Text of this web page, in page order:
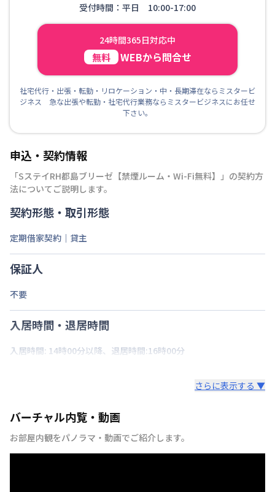
受付時間：平日 10:00-17:00
24時間365日対応中
無料 WEBから問合せ
社宅代行・出張・転勤・リロケーション・中・長期滞在ならミスタービ
ジネス 急な出張や転勤・社宅代行業務ならミスタービジネスにお任せ
下さい。
申込・契約情報
「SステイRH都島ブリーゼ【禁煙ルーム・Wi-Fi無料】
」の契約方
法についてご説明します。
契約形態・取引形態
定期借家契約｜貸主
保証人
不要
入居時間・退居時間
入居時間: 14時00分以降、退居時間:16時00分
さらに表示する ▼
バーチャル内覧・動画
お部屋内観をパノラマ・動画でご紹介します。